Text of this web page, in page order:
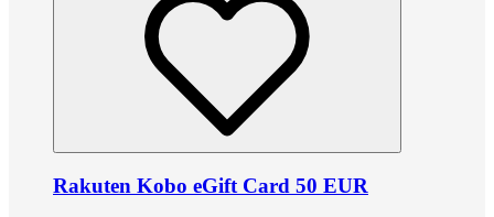
Rakuten Kobo eGift Card 50 EUR